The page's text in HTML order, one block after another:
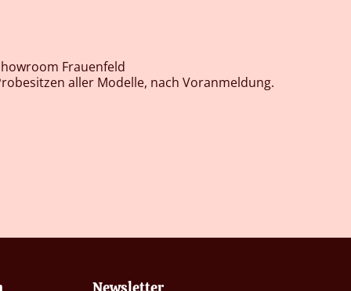
Frauenfeld
aller Modelle, nach Voranmeldung.